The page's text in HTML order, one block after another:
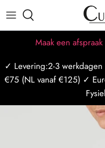
Meteen
naar
de
Maak een afspraak
Alles voor dames
BH's
Alles voor heren
Badmode
Alle Merken
Populaire merken
Dames maattabellen
BH maattabel
Missie-visie-waarden
Ons team
Afspraak maken
Afspraak op locatie
✓ Levering:2-3
€75 (NL vanaf €125) ✓